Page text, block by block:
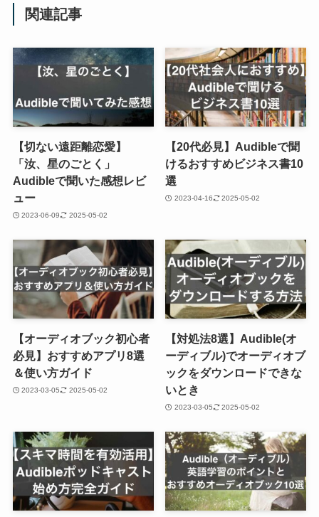
関連記事
【切ない遠距離恋愛】
「汝、星のごとく」
Audibleで聞いた感想レビ
ュー
2023-06-09 2025-05-02
【20代必見】Audibleで聞
けるおすすめビジネス書10
選
2023-04-16 2025-05-02
【オーディオブック初心者
必見】おすすめアプリ8選
＆使い方ガイド
2023-03-05 2025-05-02
【対処法8選】Audible(オ
ーディブル)でオーディオブ
ックをダウンロードできな
いとき
2023-03-05 2025-05-02